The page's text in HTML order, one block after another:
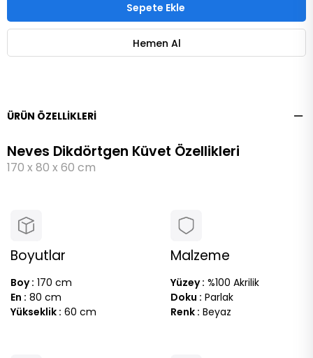
ÜRÜN ÖZELLIKLERI
Neves Dikdörtgen Küvet Özellikleri
170 x 80 x 60 cm
Boyutlar
Boy : 170 cm
En : 80 cm
Yükseklik : 60 cm
Malzeme
Yüzey : %100 Akrilik
Doku : Parlak
Renk : Beyaz